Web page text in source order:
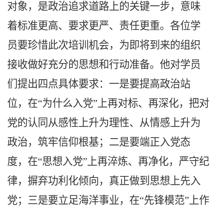
对象，是政治追求道路上的关键一步，意味
着标准更高、要求更严、责任更重。各位学
员要珍惜此次培训机会，为即将到来的组织
接收做好充分的思想和行动准备。他对学员
们提出四点具体要求：一是要提高政治站
位，在“为什么入党”上再对标、再深化，把对
党的认同从感性上升为理性、从情感上升为
政治，筑牢信仰根基；二是要端正入党态
度，在“思想入党”上再淬炼、再净化，严守纪
律，摒弃功利化倾向，真正做到思想上先入
党；三是要立足海洋事业，在“先锋模范”上作